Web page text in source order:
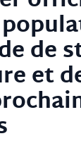
de
et